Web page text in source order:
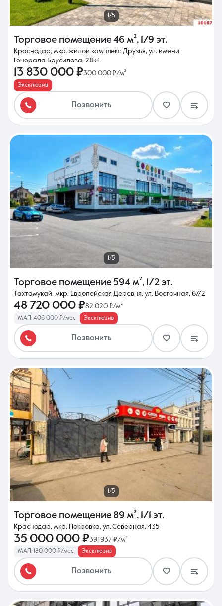
1/5
Торговое помещение 46 м², 1/9 эт.
Краснодар, мкр. жилой комплекс Друзья, ул. имени
Генерала Брусилова, 28к4
13 830 000 ₽300 000 ₽/м²
Эксклюзив
Позвонить
1/5
Торговое помещение 594 м², 1/2 эт.
Тахтамукай, мкр. Европейская Деревня, ул. Восточная, 67/2
48 720 000 ₽82 020 ₽/м²
МАП: 406 000 ₽/мес Эксклюзив
Позвонить
1/5
Торговое помещение 89 м², 1/1 эт.
Краснодар, мкр. Покровка, ул. Северная, 435
35 000 000 ₽391 937 ₽/м²
МАП: 180 000 ₽/мес Эксклюзив
Позвонить